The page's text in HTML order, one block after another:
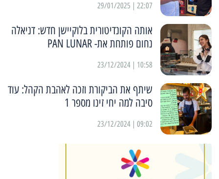
22:07 | 29/01/2025
אותה הקונדיטורית בלוקיישן חדש: דניאלה
נחום פותחת את- PAN LUNAR
10:58 | 23/12/2024
שיתף את הביקורת וזכה לאהבת הקהל: עוד
סיבה למה יחי זינו מספר 1
09:02 | 23/12/2024